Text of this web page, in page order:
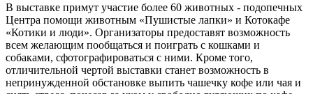
В выставке примут участие более 60 животных - подопечных
Центра помощи животным «Пушистые лапки» и Котокафе
«Котики и люди». Организаторы предоставят возможность
всем желающим пообщаться и поиграть с кошками и
собаками, сфотографироваться с ними. Кроме того,
отличительной чертой выставки станет возможность в
непринужденной обстановке выпить чашечку кофе или чая и